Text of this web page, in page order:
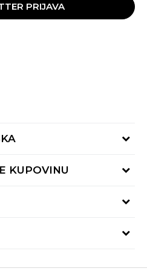
PRIJAVA
KUPOVINU